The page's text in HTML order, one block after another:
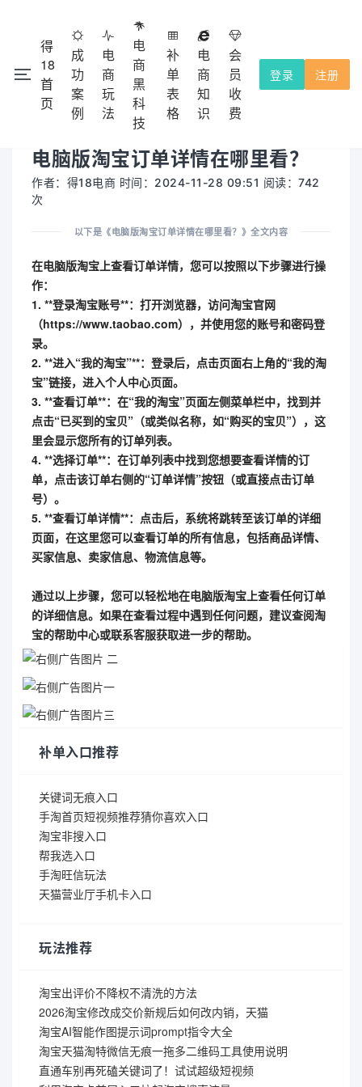
得
18
首
页
成
功
案
例
电
商
玩
法
电
商
黑
科
技
补
单
表
格
电
商
知
识
会
员
收
费
注册
登录
本网站除了免费功能外，都需要收费的，不提供试用！ 注册会
员充值使用，收费点击
会员收费 查看。
电脑版淘宝订单详情在哪里看？
作者：得18电商 时间：2024-11-28 09:51 阅读：742
次
以下是《电脑版淘宝订单详情在哪里看？》全文内容
在电脑版淘宝上查看订单详情，您可以按照以下步骤进行操
作：
1. **登录淘宝账号**：打开浏览器，访问淘宝官网
（https://www.taobao.com），并使用您的账号和密码登
录。
2. **进入“我的淘宝”**：登录后，点击页面右上角的“我的淘
宝”链接，进入个人中心页面。
3. **查看订单**：在“我的淘宝”页面左侧菜单栏中，找到并
点击“已买到的宝贝”（或类似名称，如“购买的宝贝”），这
里会显示您所有的订单列表。
4. **选择订单**：在订单列表中找到您想要查看详情的订
单，点击该订单右侧的“订单详情”按钮（或直接点击订单
号）。
5. **查看订单详情**：点击后，系统将跳转至该订单的详细
页面，在这里您可以查看订单的所有信息，包括商品详情、
买家信息、卖家信息、物流信息等。
通过以上步骤，您可以轻松地在电脑版淘宝上查看任何订单
的详细信息。如果在查看过程中遇到任何问题，建议查阅淘
宝的帮助中心或联系客服获取进一步的帮助。
补单入口推荐
关键词无痕入口
手淘首页短视频推荐猜你喜欢入口
淘宝非搜入口
帮我选入口
手淘旺信玩法
天猫营业厅手机卡入口
玩法推荐
淘宝出评价不降权不清洗的方法
2026淘宝修改成交价新规后如何改内销，天猫
淘宝AI智能作图提示词prompt指令大全
淘宝天猫淘特微信无痕一拖多二维码工具使用说明
直通车别再死磕关键词了！试试超级短视频